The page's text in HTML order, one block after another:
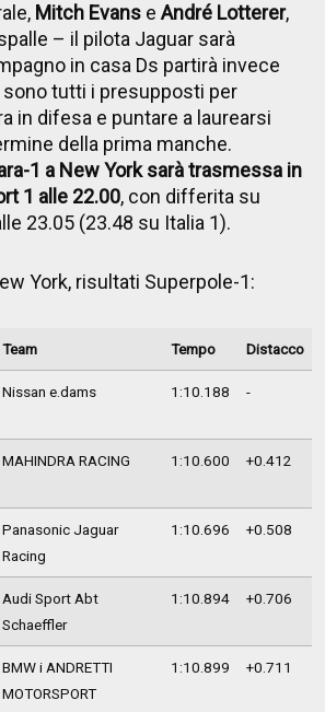
Mitch Evans eAndré Lotterer,
– il pilota Jaguar sarà
in casa Ds partirà invece
sono tutti i presupposti per
in difesa e puntare a laurearsi
della prima manche.
1 a New York sarà trasmessa in
1 alle 22.00, con differita su
23.05 (23.48 su Italia 1).
York, risultati Superpole-1:
Team Tempo Distacco
Nissan e.dams 1:10.188 -
MAHINDRA RACING 1:10.600 +0.412
Panasonic Jaguar
Racing
1:10.696 +0.508
Audi Sport Abt
Schaeffler
1:10.894 +0.706
BMW i ANDRETTI
MOTORSPORT
1:10.899 +0.711